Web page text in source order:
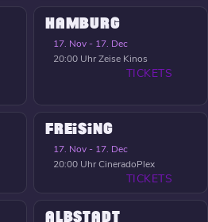
HAMBURG
17. Nov - 17. Dec
20:00 UhrZeise Kinos
TICKETS
FREISING
17. Nov - 17. Dec
20:00 UhrCineradoPlex
TICKETS
ALBSTADT